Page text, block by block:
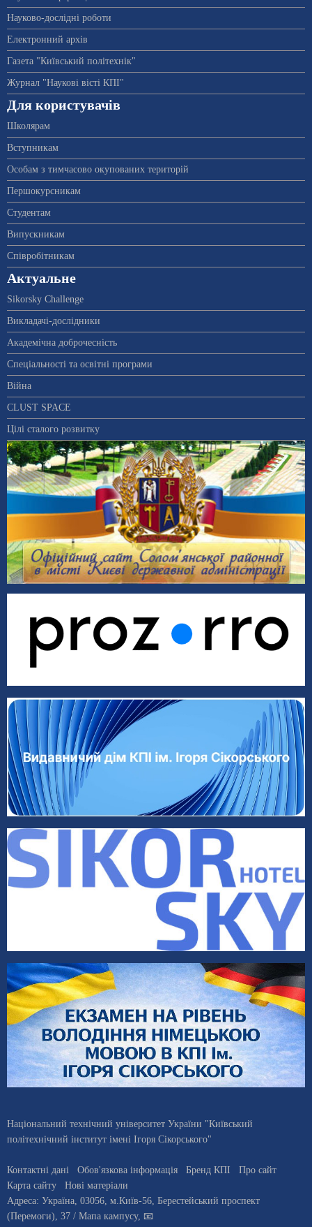
Науково-дослідні роботи
Електронний архів
Газета "Київський політехнік"
Журнал "Наукові вісті КПІ"
Для користувачів
Школярам
Вступникам
Особам з тимчасово окупованих територій
Першокурсникам
Студентам
Випускникам
Співробітникам
Актуальне
Sikorsky Challenge
Викладачі-дослідники
Академічна доброчесність
Спеціальності та освітні програми
Війна
CLUST SPACE
Цілі сталого розвитку
Національний технічний університет України "Київський
політехнічний інститут імені Ігоря Сікорського"
Контактні дані Обов'язкова інформація Бренд КПІ
Про сайт
Карта сайту
Нові матеріали
Адреса: Україна, 03056, м.Київ-56, Берестейський проспект
(Перемоги), 37 / Мапа кампусу, 📧